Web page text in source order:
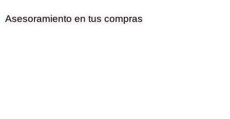
Asesoramiento en tus compras